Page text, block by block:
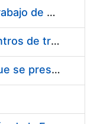
Suministro de Protectores Auditivos a medida para las personas trabajadoras de los Centros de Trabajo de Madrid y Burgos
Suministro de gafas graduadas antiproyecciones para los trabajadores de la FNMT-RCM en los centros de trabajo de Madrid y Burgos
Servicios de una empresa externa para el asesoramiento y resolución de los recursos de alzada que se presentan relacionados con procesos de selección para la FNMT-RCM